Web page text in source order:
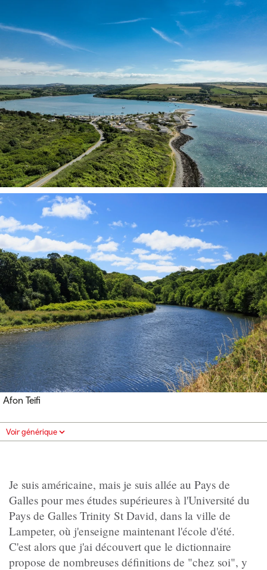
Afon Teifi
Voir générique
Je suis américaine, mais je suis allée au Pays de
Galles pour mes études supérieures à l'Université du
Pays de Galles Trinity St David, dans la ville de
Lampeter, où j'enseigne maintenant l'école d'été.
C'est alors que j'ai découvert que le dictionnaire
propose de nombreuses définitions de "chez soi", y